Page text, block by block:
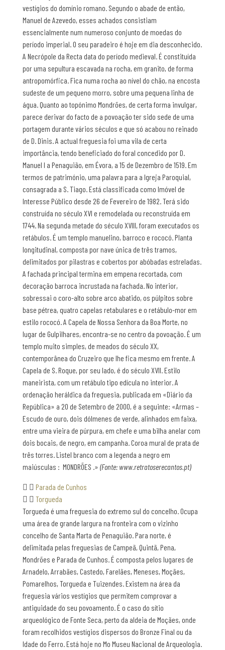
vestígios do domínio romano. Segundo o abade de então,
Manuel de Azevedo, esses achados consistiam
essencialmente num numeroso conjunto de moedas do
período imperial. O seu paradeiro é hoje em dia desconhecido.
A Necrópole da Recta data do período medieval. É constituída
por uma sepultura escavada na rocha, em granito, de forma
antropomórfica. Fica numa rocha ao nível do chão, na encosta
sudeste de um pequeno morro, sobre uma pequena linha de
água. Quanto ao topónimo Mondrões, de certa forma invulgar,
parece derivar do facto de a povoação ter sido sede de uma
portagem durante vários séculos e que só acabou no reinado
de D. Dinis. A actual freguesia foi uma vila de certa
importância, tendo beneficiado do foral concedido por D.
Manuel I a Penaguião, em Évora, a 15 de Dezembro de 1519. Em
termos de património, uma palavra para a Igreja Paroquial,
consagrada a S. Tiago. Está classificada como Imóvel de
Interesse Público desde 26 de Fevereiro de 1982. Terá sido
construída no século XVI e remodelada ou reconstruída em
1744. Na segunda metade do século XVIII, foram executados os
retábulos. É um templo manuelino, barroco e rococó. Planta
longitudinal, composta por nave única de três tramos,
delimitados por pilastras e cobertos por abóbadas estreladas.
A fachada principal termina em empena recortada, com
decoração barroca incrustada na fachada. No interior,
sobressai o coro-alto sobre arco abatido, os púlpitos sobre
base pétrea, quatro capelas retabulares e o retábulo-mor em
estilo rococó. A Capela de Nossa Senhora da Boa Morte, no
lugar de Gulpilhares, encontra-se no centro da povoação. É um
templo muito simples, de meados do século XX,
contemporânea do Cruzeiro que lhe fica mesmo em frente. A
Capela de S. Roque, por seu lado, é do século XVII. Estilo
maneirista, com um retábulo tipo edícula no interior. A
ordenação heráldica da freguesia, publicada em «Diário da
República» a 20 de Setembro de 2000, é a seguinte: «Armas –
Escudo de ouro, dois dólmenes de verde, alinhados em faixa,
entre uma vieira de púrpura, em chefe e uma bilha anelar com
dois bocais, de negro, em campanha. Coroa mural de prata de
três torres. Listel branco com a legenda a negro em
maiúsculas :  MONDRÕES .» (Fonte: www.retratoserecantos.pt)
Parada de Cunhos
Torgueda
Torgueda é uma freguesia do extremo sul do concelho. Ocupa
uma área de grande largura na fronteira com o vizinho
concelho de Santa Marta de Penaguião. Para norte, é
delimitada pelas freguesias de Campeã, Quintã, Pena,
Mondrões e Parada de Cunhos. É composta pelos lugares de
Arnadelo, Arrabães, Castedo, Farelães, Meneses, Moçães,
Pomarelhos, Torgueda e Tuizendes. Existem na área da
freguesia vários vestígios que permitem comprovar a
antiguidade do seu povoamento. É o caso do sítio
arqueológico de Fonte Seca, perto da aldeia de Moçães, onde
foram recolhidos vestígios dispersos do Bronze Final ou da
Idade do Ferro. Está hoje no Mo Museu Nacional de Arqueologia.